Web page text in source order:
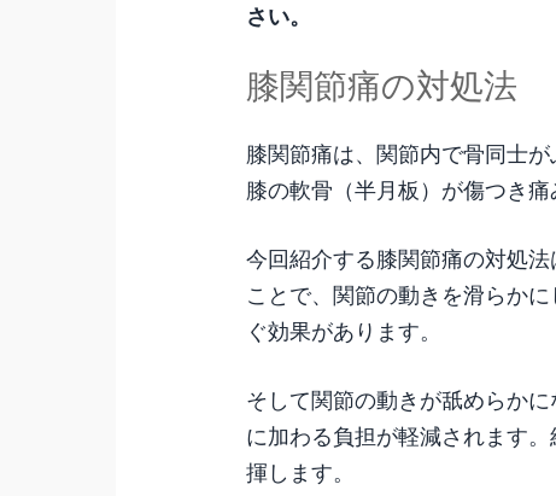
さい。
膝関節痛の対処法
膝関節痛は、関節内で骨同士
膝の軟骨（半月板）が傷つき痛
今回紹介する膝関節痛の対処
ことで、関節の動きを滑らか
ぐ効果があります。
そして関節の動きが舐めらか
に加わる負担が軽減されます
揮します。